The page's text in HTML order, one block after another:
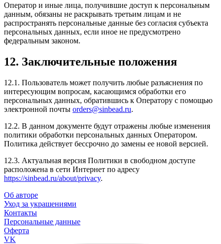
Оператор и иные лица, получившие доступ к персональным
данным, обязаны не раскрывать третьим лицам и не
распространять персональные данные без согласия субъекта
персональных данных, если иное не предусмотрено
федеральным законом.
12. Заключительные положения
12.1. Пользователь может получить любые разъяснения по
интересующим вопросам, касающимся обработки его
персональных данных, обратившись к Оператору с помощью
электронной почты orders@sinbead.ru.
12.2. В данном документе будут отражены любые изменения
политики обработки персональных данных Оператором.
Политика действует бессрочно до замены ее новой версией.
12.3. Актуальная версия Политики в свободном доступе
расположена в сети Интернет по адресу
https://sinbead.ru/about/privacy.
Об авторе
Уход за украшениями
Контакты
Персональные данные
Оферта
VK